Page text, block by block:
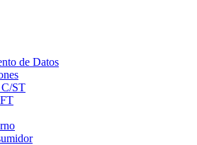
de Datos
in
C/ST
new
window
in
Opens